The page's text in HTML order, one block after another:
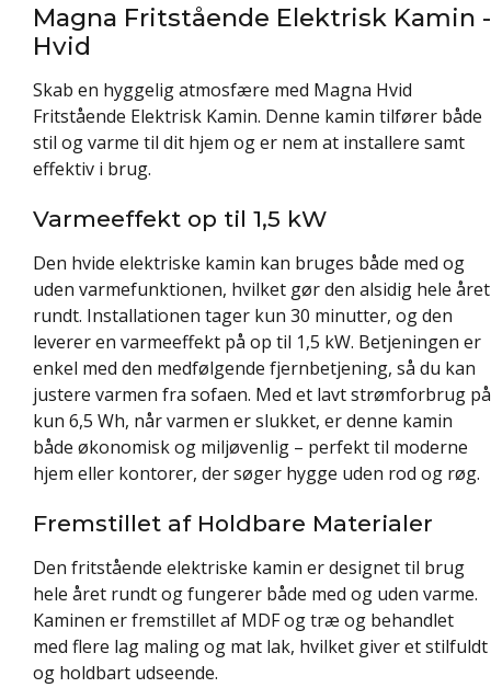
Magna Fritstående Elektrisk Kamin -
Hvid
Skab en hyggelig atmosfære med Magna Hvid
Fritstående Elektrisk Kamin. Denne kamin tilfører både
stil og varme til dit hjem og er nem at installere samt
effektiv i brug.
Varmeeffekt op til 1,5 kW
Den hvide elektriske kamin kan bruges både med og
uden varmefunktionen, hvilket gør den alsidig hele året
rundt. Installationen tager kun 30 minutter, og den
leverer en varmeeffekt på op til 1,5 kW. Betjeningen er
enkel med den medfølgende fjernbetjening, så du kan
justere varmen fra sofaen. Med et lavt strømforbrug på
kun 6,5 Wh, når varmen er slukket, er denne kamin
både økonomisk og miljøvenlig – perfekt til moderne
hjem eller kontorer, der søger hygge uden rod og røg.
Fremstillet af Holdbare Materialer
Den fritstående elektriske kamin er designet til brug
hele året rundt og fungerer både med og uden varme.
Kaminen er fremstillet af MDF og træ og behandlet
med flere lag maling og mat lak, hvilket giver et stilfuldt
og holdbart udseende.